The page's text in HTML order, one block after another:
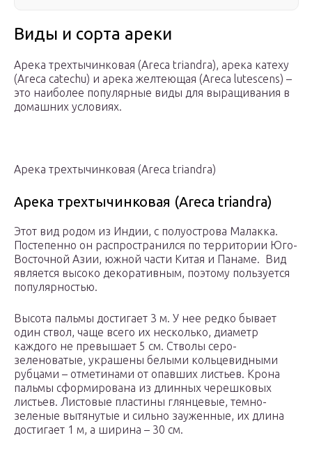
Виды и сорта ареки
Арека трехтычинковая (Areca triandra), арека катеху
(Areca catechu) и арека желтеющая (Areca lutescens) –
это наиболее популярные виды для выращивания в
домашних условиях.
Арека трехтычинковая (Areca triandra)
Арека трехтычинковая (Areca triandra)
Этот вид родом из Индии, с полуострова Малакка.
Постепенно он распространился по территории Юго-
Восточной Азии, южной части Китая и Панаме. Вид
является высоко декоративным, поэтому пользуется
популярностью.
Высота пальмы достигает 3 м. У нее редко бывает
один ствол, чаще всего их несколько, диаметр
каждого не превышает 5 см. Стволы серо-
зеленоватые, украшены белыми кольцевидными
рубцами – отметинами от опавших листьев. Крона
пальмы сформирована из длинных черешковых
листьев. Листовые пластины глянцевые, темно-
зеленые вытянутые и сильно зауженные, их длина
достигает 1 м, а ширина – 30 см.